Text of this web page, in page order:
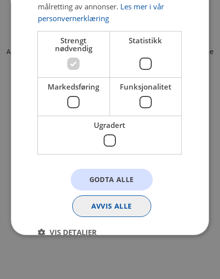
Application error: a client-side exception has occurred (see the
browser console for more information).
målretting av annonser. Les mer i vår
personvernerklæring
Strengt
nødvendig
Statistikk
Markedsføring Funksjonalitet
Ugradert
GODTA ALLE
AVVIS ALLE
VIS DETALJER